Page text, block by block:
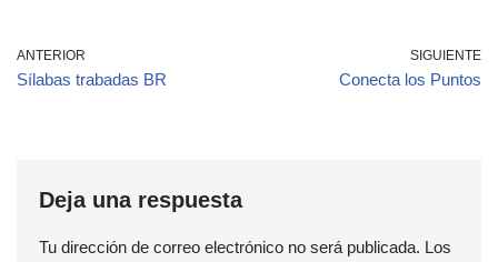
ANTERIOR
Sílabas trabadas BR
SIGUIENTE
Conecta los Puntos
Deja una respuesta
Tu dirección de correo electrónico no será publicada. Los